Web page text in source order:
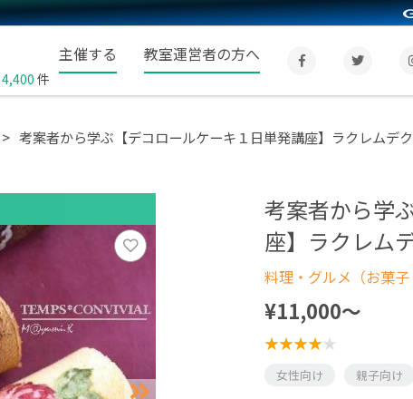
4,400 件
主催する 教室運営者の方へ
考案者から学ぶ【デコロールケーキ１日単発講座】ラクレムデ
考案者から学
座】ラクレム
料理・グルメ（お菓子
¥11,000〜
女性向け 親子向け